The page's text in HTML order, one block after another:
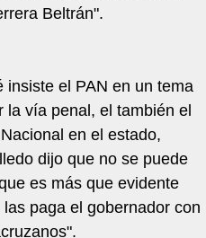
Beltrán".
insiste el PAN en un tema
vía penal, el también el
en el estado,
dijo que no se puede
es más que evidente
paga el gobernador con